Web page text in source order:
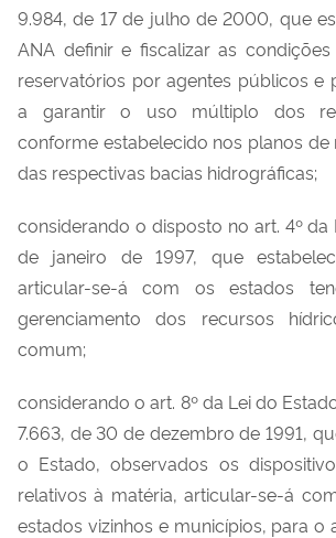
9.984, de 17 de julho de 2000, que
ANA definir e fiscalizar as
reservatórios por agentes públicos e
a garantir o uso múltiplo dos
conforme estabelecido nos planos de
das respectivas bacias hidrográficas;
considerando o disposto no art. 4º da
de janeiro de 1997, que
articular-se-á com os estados
gerenciamento dos recursos
comum;
considerando o art. 8º da Lei do
7.663, de 30 de dezembro de 1991,
o Estado, observados os
relativos à matéria, articular-se-á
estados vizinhos e municípios, para o